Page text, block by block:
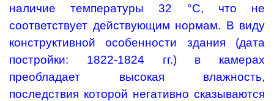
наличие температуры 32 °С, что не
соответствует действующим нормам. В виду
конструктивной особенности здания (дата
постройки: 1822-1824 гг.) в камерах
преобладает высокая влажность,
последствия которой негативно сказываются